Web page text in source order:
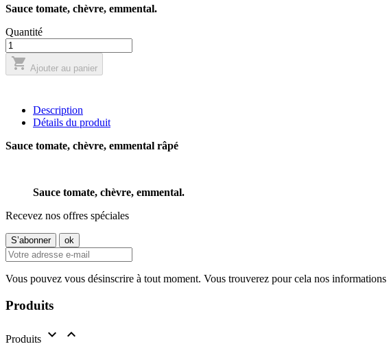
Sauce tomate, chèvre, emmental.
Quantité
 Ajouter au panier
Description
Détails du produit
Sauce tomate, chèvre, emmental râpé
Sauce tomate, chèvre, emmental.
Recevez nos offres spéciales
Vous pouvez vous désinscrire à tout moment. Vous trouverez pour cela nos
Produits
Produits  